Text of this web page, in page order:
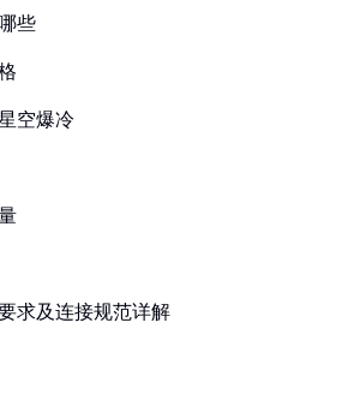
些
空爆冷
求及连接规范详解